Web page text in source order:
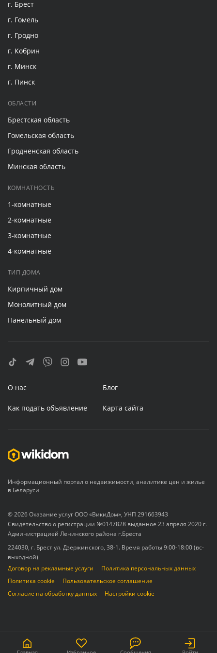
г. Брест
г. Гомель
г. Гродно
г. Кобрин
г. Минск
г. Пинск
ОБЛАСТИ
Брестская область
Гомельская область
Гродненская область
Минская область
КОМНАТНОСТЬ
1-комнатные
2-комнатные
3-комнатные
4-комнатные
ТИП ДОМА
Кирпичный дом
Монолитный дом
Панельный дом
О нас Блог
Как подать объявление Карта сайта
Информационный портал о недвижимости, аналитике цен и жилье
в Беларуси
© 2026 Оказание услуг ООО «ВикиДом», УНП 291663943
Свидетельство о регистрации №0147828 выданное 23 апреля 2020 г.
Администрацией Ленинского района г.Бреста
224030, г. Брест ул. Дзержинского, 38-1. Время работы 9:00-18:00 (вс-
выходной)
Договор на рекламные услуги
Политика персональных данных
Политика cookie
Пользовательское соглашение
Согласие на обработку данных
Настройки cookie